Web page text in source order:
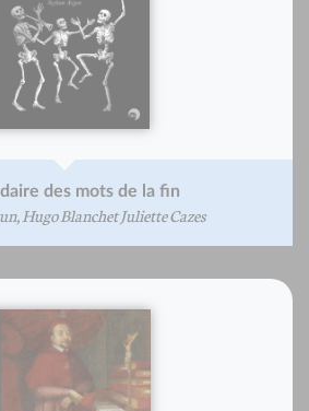
des mots de la fin
Hugo Blanchet Juliette Cazes